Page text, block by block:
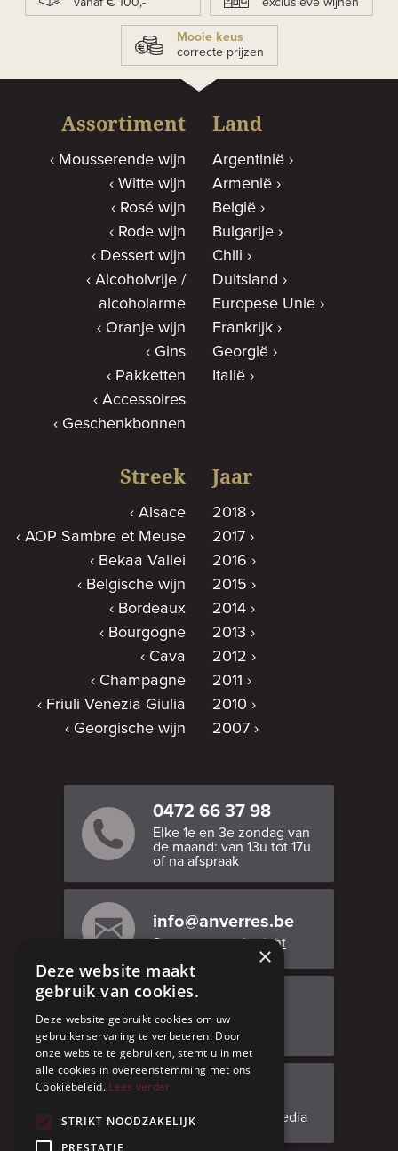
vanaf € 100,-
exclusieve wijnen
Mooie keus
correcte prijzen
Assortiment
Mousserende wijn
Witte wijn
Rosé wijn
Rode wijn
Dessert wijn
Alcoholvrije /
alcoholarme
Oranje wijn
Gins
Pakketten
Accessoires
Geschenkbonnen
Land
Argentinië
Armenië
België
Bulgarije
Chili
Duitsland
Europese Unie
Frankrijk
Georgië
Italië
Streek
Alsace
AOP Sambre et Meuse
Bekaa Vallei
Belgische wijn
Bordeaux
Bourgogne
Cava
Champagne
Friuli Venezia Giulia
Georgische wijn
Jaar
2018
2017
2016
2015
2014
2013
2012
2011
2010
2007
0472 66 37 98
Elke 1e en 3e zondag van
de maand: van 13u tot 17u
of na afspraak
info@anverres.be
Stuur ons een bericht
Adresgegevens
Facebook
Volg ons op social media
×
Deze website maakt
gebruik van cookies.
Deze website gebruikt cookies om uw
gebruikerservaring te verbeteren. Door
onze website te gebruiken, stemt u in met
alle cookies in overeenstemming met ons
Cookiebeleid. Lees verder
STRIKT NOODZAKELIJK
PRESTATIE